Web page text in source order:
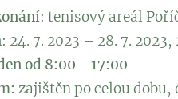
: tenisový areál
: 24. 7. 2023 – 28. 7. 2023,
od 8:00 - 17:00
zajištěn po celou